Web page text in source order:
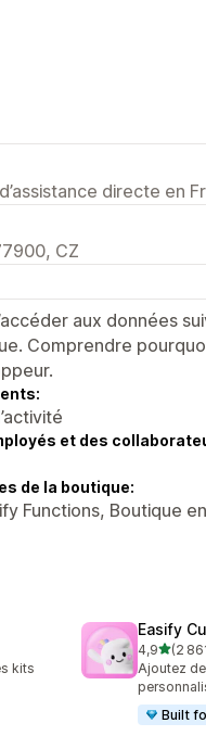
directe en
CZ
aux données
Comprendre
et des
de la boutique:
Functions, Boutique
kits
Easify
4,9 (2
2861 avis
Ajoutez
Built